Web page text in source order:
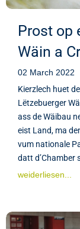
Prost op
Wäin a
02 March 2022
Kierzlech huet
Lëtzebuerger
ass de Wäibau
eist Land, ma
vum nationale
datt d’Chamber
weiderliesen...